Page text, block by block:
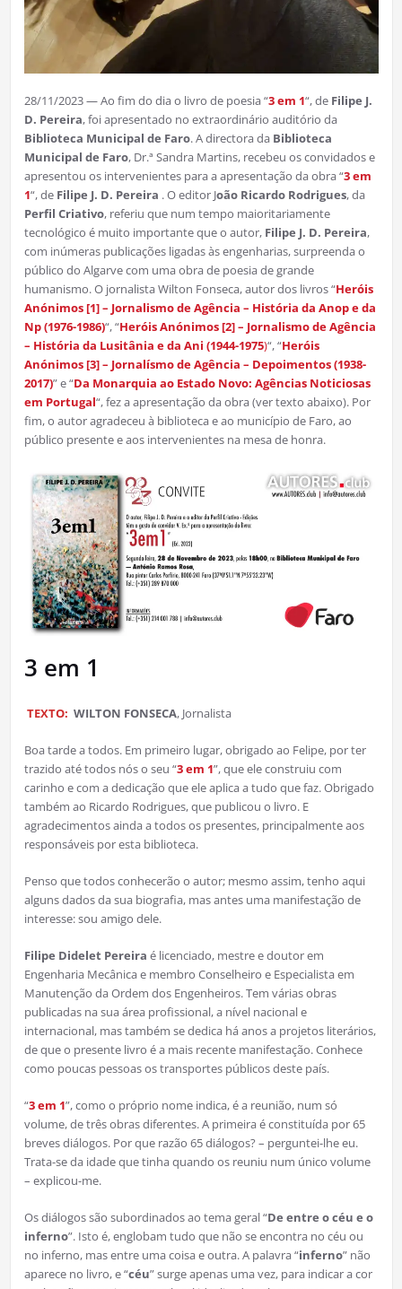
28/11/2023 — Ao fim do dia o livro de poesia “3 em 1“, de Filipe J.
D. Pereira, foi apresentado no extraordinário auditório da
Biblioteca Municipal de Faro. A directora da Biblioteca
Municipal de Faro, Dr.ª Sandra Martins, recebeu os convidados e
apresentou os intervenientes para a apresentação da obra “3 em
1“, de Filipe J. D. Pereira . O editor João Ricardo Rodrigues, da
Perfil Criativo, referiu que num tempo maioritariamente
tecnológico é muito importante que o autor, Filipe J. D. Pereira,
com inúmeras publicações ligadas às engenharias, surpreenda o
público do Algarve com uma obra de poesia de grande
humanismo. O jornalista Wilton Fonseca, autor dos livros “Heróis
Anónimos [1] – Jornalismo de Agência – História da Anop e da
Np (1976-1986)“, “Heróis Anónimos [2] – Jornalismo de Agência
– História da Lusitânia e da Ani (1944-1975)“, “Heróis
Anónimos [3] – Jornalísmo de Agência – Depoimentos (1938-
2017)” e “Da Monarquia ao Estado Novo: Agências Noticiosas
em Portugal“, fez a apresentação da obra (ver texto abaixo). Por
fim, o autor agradeceu à biblioteca e ao município de Faro, ao
público presente e aos intervenientes na mesa de honra.
3 em 1
TEXTO: WILTON FONSECA, Jornalista
Boa tarde a todos. Em primeiro lugar, obrigado ao Felipe, por ter
trazido até todos nós o seu “3 em 1”, que ele construiu com
carinho e com a dedicação que ele aplica a tudo que faz. Obrigado
também ao Ricardo Rodrigues, que publicou o livro. E
agradecimentos ainda a todos os presentes, principalmente aos
responsáveis por esta biblioteca.
Penso que todos conhecerão o autor; mesmo assim, tenho aqui
alguns dados da sua biografia, mas antes uma manifestação de
interesse: sou amigo dele.
Filipe Didelet Pereira é licenciado, mestre e doutor em
Engenharia Mecânica e membro Conselheiro e Especialista em
Manutenção da Ordem dos Engenheiros. Tem várias obras
publicadas na sua área profissional, a nível nacional e
internacional, mas também se dedica há anos a projetos literários,
de que o presente livro é a mais recente manifestação. Conhece
como poucas pessoas os transportes públicos deste país.
“3 em 1”, como o próprio nome indica, é a reunião, num só
volume, de três obras diferentes. A primeira é constituída por 65
breves diálogos. Por que razão 65 diálogos? – perguntei-lhe eu.
Trata-se da idade que tinha quando os reuniu num único volume
– explicou-me.
Os diálogos são subordinados ao tema geral “De entre o céu e o
inferno”. Isto é, englobam tudo que não se encontra no céu ou
no inferno, mas entre uma coisa e outra. A palavra “inferno” não
aparece no livro, e “céu” surge apenas uma vez, para indicar a cor